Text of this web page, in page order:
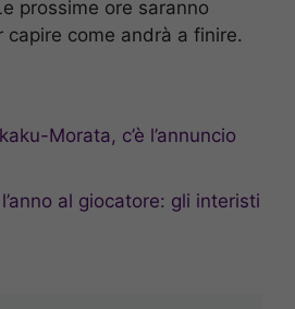
prossime ore saranno
capire come andrà a finire.
Morata, c’è l’annuncio
al giocatore: gli interisti